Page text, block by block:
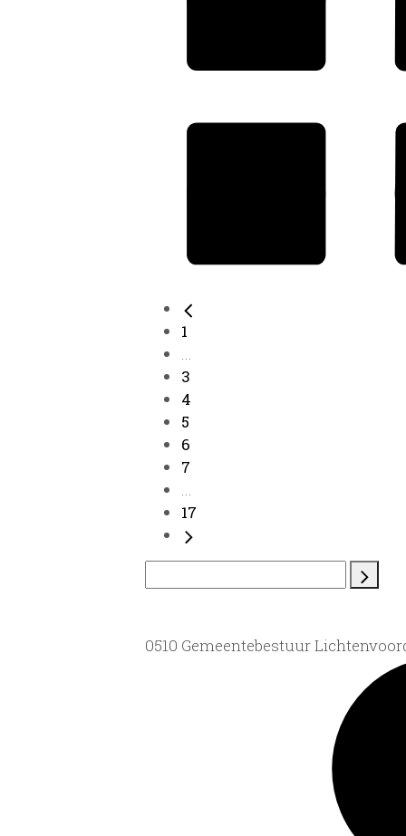
1
...
3
4
5
6
7
...
17
0510 Gemeentebestuur